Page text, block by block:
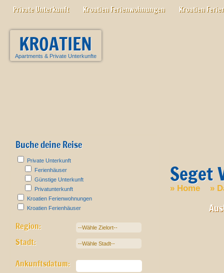
Private Unterkunft Kroatien Ferienwohnungen Kroatien
KROATIEN
Apartments & Private Unterkunfte
Buche deine Reise
Private Unterkunft
Ferienhäuser
Günstige Unterkunft
Privatunterkunft
Kroatien Ferienwohnungen
Kroatien Ferienhäuser
Region:
Stadt:
Ankunftsdatum:
Seget
» Home »